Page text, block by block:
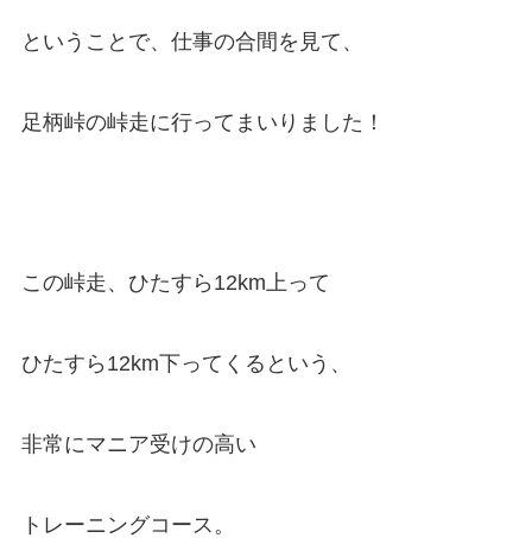
ということで、仕事の合間を見て、
足柄峠の峠走に行ってまいりました！
この峠走、ひたすら12km上って
ひたすら12km下ってくるという、
非常にマニア受けの高い
トレーニングコース。